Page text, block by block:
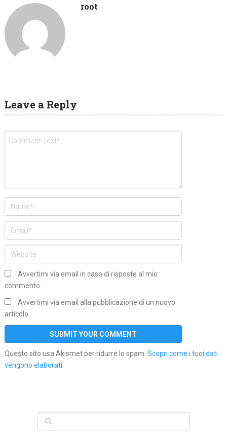
root
Leave a Reply
Avvertimi via email in caso di risposte al mio
commento.
Avvertimi via email alla pubblicazione di un nuovo
articolo.
Questo sito usa Akismet per ridurre lo spam. Scopri come i tuoi dati
vengono elaborati.